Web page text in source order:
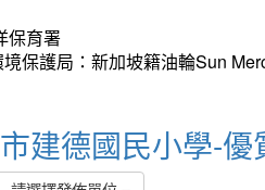
保育署
保護局：新加坡籍油輪Sun
建德國民小學-優